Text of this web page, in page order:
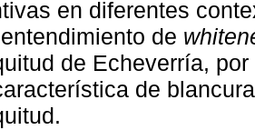
en diferentes
de
de Echeverría,
de